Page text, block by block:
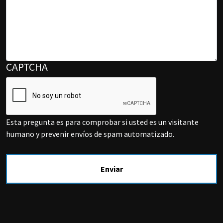
CAPTCHA
Esta pregunta es para comprobar si usted es un visitante
humano y prevenir envíos de spam automatizado.